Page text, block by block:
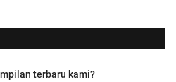
terbaru kami?